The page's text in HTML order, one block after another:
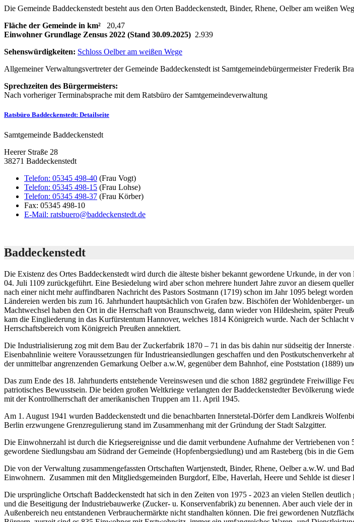
Die Gemeinde Baddeckenstedt besteht aus den Orten Baddeckenstedt, Binder, Rhene, Oelber am weißen
Fläche der Gemeinde in km²
20,47
Einwohner Grundlage Zensus 2022 (Stand 30.09.2025) 2.939
Sehenswürdigkeiten: Schloss Oelber am weißen Wege
Allgemeiner Verwaltungsvertreter der Gemeinde Baddeckenstedt ist Samtgemeindebürgermeister Frederik
Sprechzeiten des Bürgermeisters:
Nach vorheriger Terminabsprache mit dem Ratsbüro der Samtgemeindeverwaltung
Ratsbüro Baddeckenstedt: Detailseite
Samtgemeinde Baddeckenstedt
Heerer Straße 28
38271 Baddeckenstedt
Telefon: 05345 498-40 (Frau Vogt)
Telefon: 05345 498-15 (Frau Lohse)
Telefon: 05345 498-37 (Frau Körber)
Fax: 05345 498-10
E-Mail: ratsbuero@baddeckenstedt.de
Baddeckenstedt
Die Existenz des Ortes Baddeckenstedt wird durch die älteste bisher bekannt gewordene Urkunde, in der
04. Juli 1109 zurückgeführt. Eine Besiedelung wird aber schon mehrere hundert Jahre zuvor an diesem
nach einer nicht mehr auffindbaren Nachricht des Pastors Sostmann (1719) schon im Jahr 1095 belegt
Ländereien werden bis zum 16. Jahrhundert hauptsächlich von Grafen bzw. Bischöfen der Wohldenberger-
Machtwechsel haben den Ort in die Herrschaft von Braunschweig, dann wieder von Hildesheim, später
kam die Eingliederung in das Kurfürstentum Hannover, welches 1814 Königreich wurde. Nach der
Herrschaftsbereich vom Königreich Preußen annektiert.
Die Industrialisierung zog mit dem Bau der Zuckerfabrik 1870 – 71 in das bis dahin nur südseitig der
Eisenbahnlinie weitere Voraussetzungen für Industrieansiedlungen geschaffen und den
der unmittelbar angrenzenden Gemarkung Oelber a.w.W, gegenüber dem Bahnhof, eine Poststation (1889)
Das zum Ende des 18. Jahrhunderts entstehende Vereinswesen und die schon 1882 gegründete Freiwillige
patriotisches Bewusstsein. Die beiden großen Weltkriege verlangten der Baddeckenstedter Bevölkerung
mit der Kontrollherrschaft der amerikanischen Truppen am 11. April 1945.
Am 1. August 1941 wurden Baddeckenstedt und die benachbarten Innerstetal-Dörfer dem Landkreis
Berlin erzwungene Grenzregulierung stand im Zusammenhang mit der Gründung der Stadt Salzgitter.
Die Einwohnerzahl ist durch die Kriegsereignisse und die damit verbundene Aufnahme der Vertriebenen
gewordene Siedlungsbau am Südrand der Gemeinde (Hopfenbergsiedlung) und am Rasteberg (bis in die
Die von der Verwaltung zusammengefassten Ortschaften Wartjenstedt, Binder, Rhene, Oelber a.w.W. und
Einwohnern. Zusammen mit den Mitgliedsgemeinden Burgdorf, Elbe, Haverlah, Heere und Sehlde ist
Die ursprüngliche Ortschaft Baddeckenstedt hat sich in den Zeiten von 1975 - 2023 an vielen Stellen
und die Beseitigung der Industriebauwerke (Zucker- u. Konservenfabrik) zu benennen. Aber auch viele der
Außenbereich neu entstandenen Verbrauchermärkte nicht standhalten können. Die frei gewordenen